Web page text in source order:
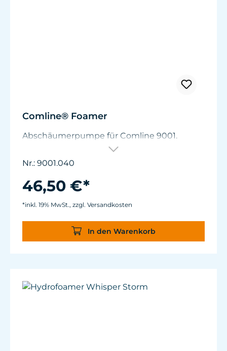
Comline® Foamer
Abschäumerpumpe für Comline 9001.
Nr.: 9001.040
46,50 €*
*inkl. 19% MwSt., zzgl. Versandkosten
In den Warenkorb